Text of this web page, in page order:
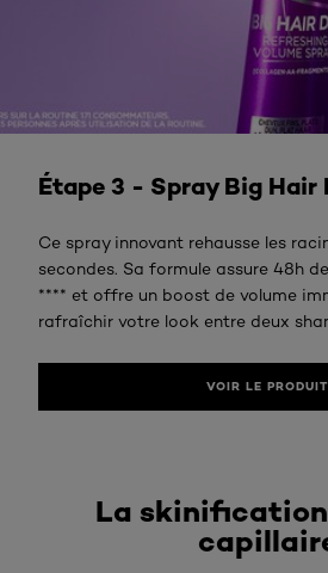
Étape 3 - Spray Big Hair
Ce spray innovant rehausse les
secondes. Sa formule assure 48h
**** et offre un boost de volume
rafraîchir votre look entre deux
VOIR LE PRODUIT
La